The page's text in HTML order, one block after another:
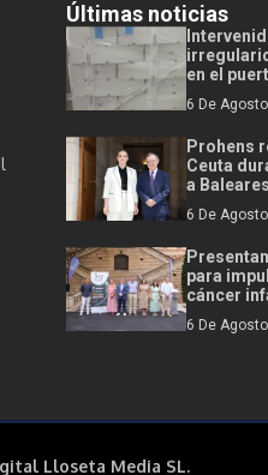
Últimas noticias
en el
6 De
Prohens
Ceuta
a Baleares
6 De
para
cáncer
6 De
Lloseta Media SL.